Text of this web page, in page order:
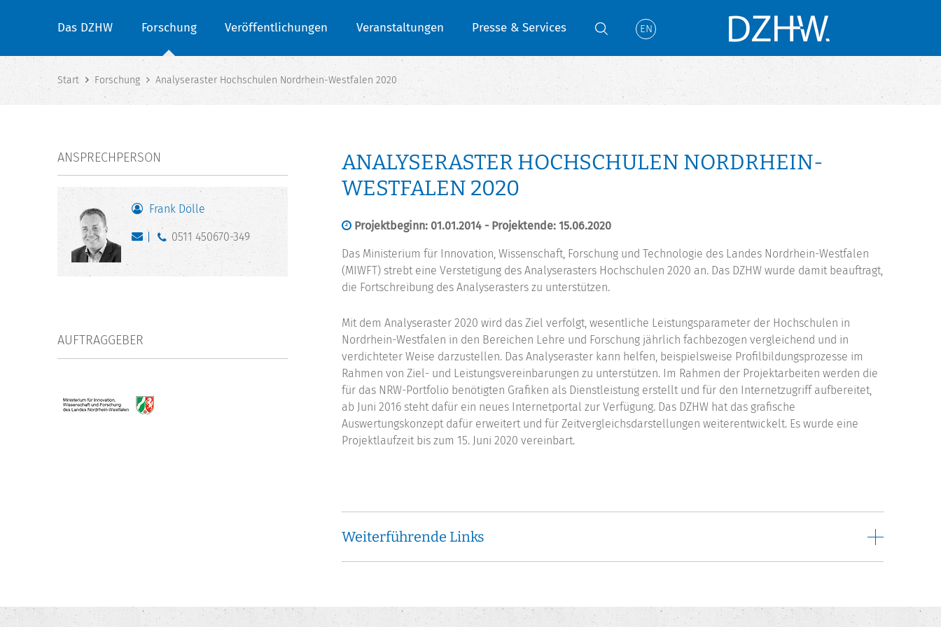
Das DZHW Forschung Veröffentlichungen Veranstaltungen Presse & Services EN
Start Forschung Analyseraster Hochschulen Nordrhein-Westfalen 2020
ANALYSERASTER HOCHSCHULEN NORDRHEIN-
WESTFALEN 2020
Projektbeginn: 01.01.2014 - Projektende: 15.06.2020
Das Ministerium für Innovation, Wissenschaft, Forschung und Technologie des Landes Nordrhein-Westfalen
(MIWFT) strebt eine Verstetigung des Analyserasters Hochschulen 2020 an. Das DZHW wurde damit beauftragt,
die Fortschreibung des Analyserasters zu unterstützen.
Mit dem Analyseraster 2020 wird das Ziel verfolgt, wesentliche Leistungsparameter der Hochschulen in
Nordrhein-Westfalen in den Bereichen Lehre und Forschung jährlich fachbezogen vergleichend und in
verdichteter Weise darzustellen. Das Analyseraster kann helfen, beispielsweise Profilbildungsprozesse im
Rahmen von Ziel- und Leistungsvereinbarungen zu unterstützen. Im Rahmen der Projektarbeiten werden die
für das NRW-Portfolio benötigten Grafiken als Dienstleistung erstellt und für den Internetzugriff aufbereitet,
ab Juni 2016 steht dafür ein neues Internetportal zur Verfügung. Das DZHW hat das grafische
Auswertungskonzept dafür erweitert und für Zeitvergleichsdarstellungen weiterentwickelt. Es wurde eine
Projektlaufzeit bis zum 15. Juni 2020 vereinbart.
Weiterführende Links
ANSPRECHPERSON
Frank Dölle
0511 450670-349
AUFTRAGGEBER